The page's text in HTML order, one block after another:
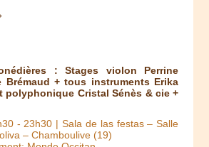
: Stages violon Perrine
Brémaud + tous instruments Erika
polyphonique Cristal Sénès & cie +
-23h30 | Sala de las festas – Salle
– Chamboulive (19)